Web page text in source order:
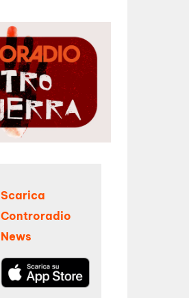
Scarica
Controradio
News